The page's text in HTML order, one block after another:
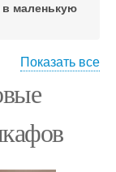
маленькую
шкафы
Показать все